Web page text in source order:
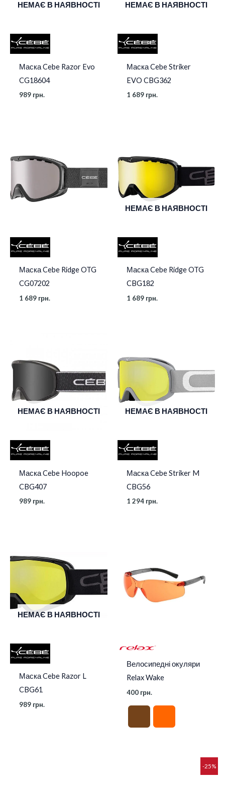
НЕМАЄ В НАЯВНОСТІ
Маска Cebe Razor Evo
CG18604
989 грн.
НЕМАЄ В НАЯВНОСТІ
Маска Cebe Striker
EVO CBG362
1 689 грн.
Маска Cebe Ridge OTG
CG07202
1 689 грн.
НЕМАЄ В НАЯВНОСТІ
Маска Cebe Ridge OTG
CBG182
1 689 грн.
НЕМАЄ В НАЯВНОСТІ
Маска Cebe Hoopoe
CBG407
989 грн.
НЕМАЄ В НАЯВНОСТІ
Маска Cebe Striker M
CBG56
1 294 грн.
НЕМАЄ В НАЯВНОСТІ
Маска Cebe Razor L
CBG61
989 грн.
Велосипедні окуляри
Relax Wake
400 грн.
-25%
Поточна